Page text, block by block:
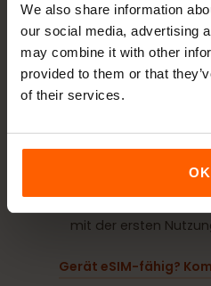
We also share information
our social media, advertising
may combine it with other
provided to them or that
of their services.
OK
eSIM installieren
WLAN scannen
Lossurfen
Installation dauert nur 2
mit der ersten
Gerät eSIM-fähig?